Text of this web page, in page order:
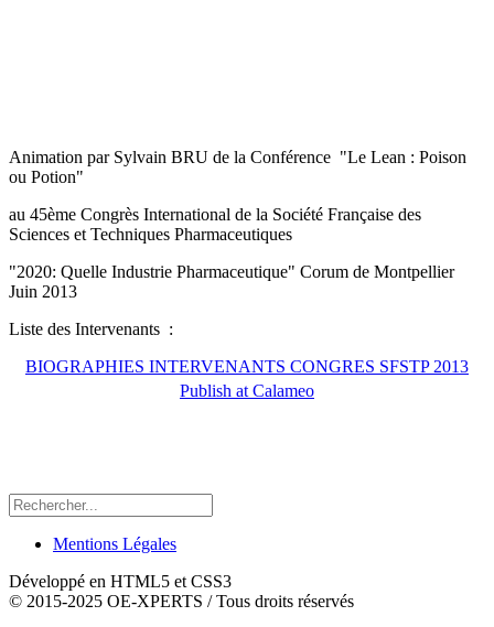
Animation par Sylvain BRU de la Conférence "Le Lean : Poison
ou Potion"
au 45ème Congrès International de la Société Française des
Sciences et Techniques Pharmaceutiques
"2020: Quelle Industrie Pharmaceutique" Corum de Montpellier
Juin 2013
Liste des Intervenants :
BIOGRAPHIES INTERVENANTS CONGRES SFSTP 2013
Publish at Calameo
Mentions Légales
Développé en HTML5 et CSS3
© 2015-2025 OE-XPERTS / Tous droits réservés